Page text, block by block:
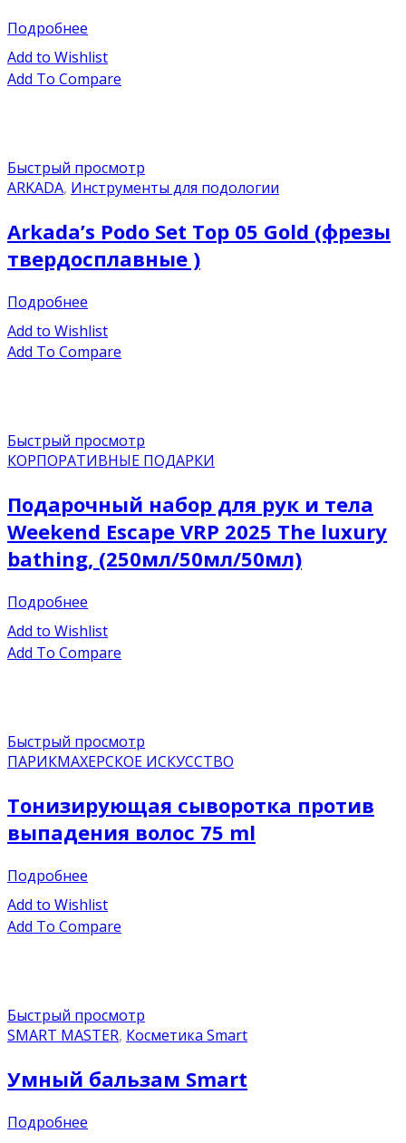
Подробнее
Add to Wishlist
Add To Compare
Быстрый просмотр
ARKADA, Инструменты для подологии
Arkada’s Podo Set Top 05 Gold (фрезы
твердосплавные )
Подробнее
Add to Wishlist
Add To Compare
Быстрый просмотр
КОРПОРАТИВНЫЕ ПОДАРКИ
Подарочный набор для рук и тела
Weekend Escape VRP 2025 The luxury
bathing, (250мл/50мл/50мл)
Подробнее
Add to Wishlist
Add To Compare
Быстрый просмотр
ПАРИКМАХЕРСКОЕ ИСКУССТВО
Тонизирующая сыворотка против
выпадения волос 75 ml
Подробнее
Add to Wishlist
Add To Compare
Быстрый просмотр
SMART MASTER, Косметика Smart
Умный бальзам Smart
Подробнее